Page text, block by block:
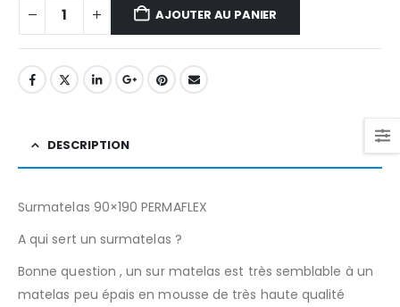
AJOUTER AU PANIER
DESCRIPTION
Surmatelas 90×190 PERMAFLEX
A qui sert un surmatelas ?
Bonne question , un sur matelas est très semblable à un
matelas peu épais en mousse de très haute qualité